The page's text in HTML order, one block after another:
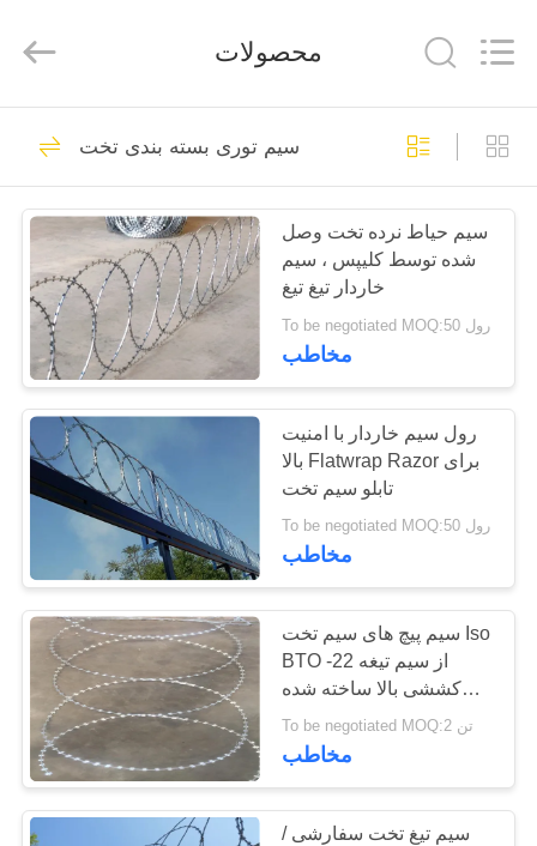
صفحه
اصلی
محصولات
درباره
تور
کارخانه
کیفیت
تماس
بگیرید
کننده.
2019
barbedwirerazorwire.com.
Reserved.
سیم تیغ BTO 22
سیم تیغ CBT 65
30
سیم تیغه از جنس
استنلس استیل
17
محصولات
سیم توری بسته بندی تخت
سیم حیاط نرده تخت وصل
شده توسط کلیپس ، سیم
خاردار تیغ تیغ
To be negotiated MOQ:50 رول
مخاطب
رول سیم خاردار با امنیت
بالا Flatwrap Razor برای
تابلو سیم تخت
To be negotiated MOQ:50 رول
مخاطب
سیم پیچ های سیم تخت Iso
BTO -22 از سیم تیغه
کششی بالا ساخته شده
است
To be negotiated MOQ:2 تن
مخاطب
سیم تیغ تخت سفارشی /